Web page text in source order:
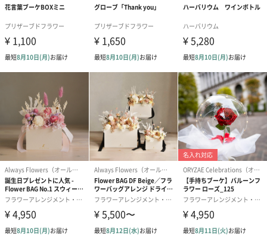
上がる花びらのようにひとりひとりの飛躍を願うお花のプロダク
トブランドです。ハーバリウムを中心に、お花にまつわるインテ
リア、コスメ、アクセサリーなど、暮らしが楽しくなるアイテム
を提案しています。
手にとったひとの人生が、すこし上向きになりますように…
商品詳細情報
本体サイズ
幅190mm×奥行340mm×高さ85mm
本体重量
約180g
パッケージ外
装
ビニール袋
製造国（製造
日本（熊本）